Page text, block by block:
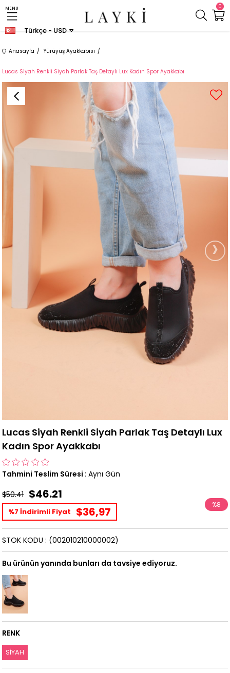
0
MENU
Türkçe - USD
Anasayfa Yürüyüş Ayakkabısı
Lucas Siyah Renkli Siyah Parlak Taş Detaylı Lux Kadın Spor Ayakkabı
›
Lucas Siyah Renkli Siyah Parlak Taş Detaylı Lux
Kadın Spor Ayakkabı
Tahmini Teslim Süresi : Aynı Gün
$50.41 $46.21
%7 İndirimli Fiyat $36,97
%8
(002010210000002)
STOK KODU
Bu ürünün yanında bunları da tavsiye ediyoruz.
RENK
SİYAH